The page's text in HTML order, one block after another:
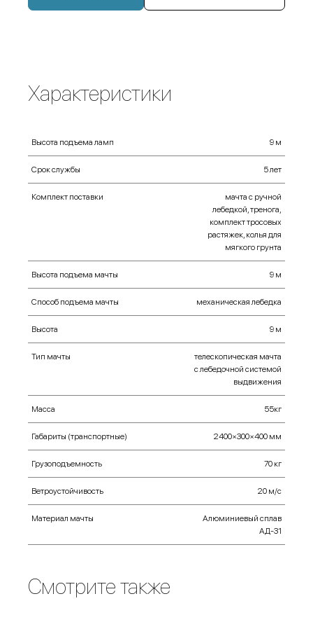
Дополнительные опции:
фонарик аккумуляторный ручной,
портативная электростанция (генератор)
Регулируемая длина упоров устойчивости
(треноги, трипода) позволяет устанавливать
мачту на неровной поверхности для применения
Характеристики
Высота подъема ламп 9 м
Срок службы 5 лет
Комплект поставки
мачта с ручной
лебедкой, тренога,
комплект тросовых
растяжек, колья для
мягкого грунта
Высота подъема мачты 9 м
Способ подъема мачты механическая лебедка
Высота 9 м
Тип мачты
телескопическая мачта
с лебедочной системой
выдвижения
Масса 55кг
Габариты (транспортные) 2400×300×400 мм
Грузоподъемность 70 кг
Ветроустойчивость 20 м/с
Материал мачты
Алюминиевый сплав
АД-31
Смотрите также